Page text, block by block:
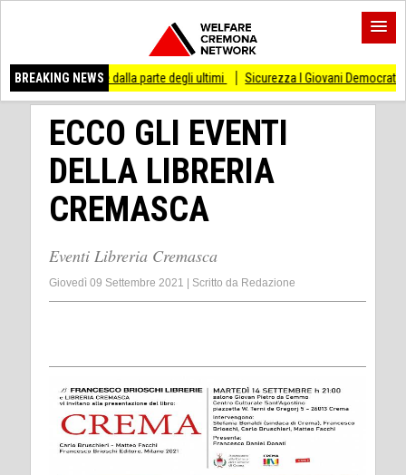
BREAKING NEWS
dalla parte degli ultimi Sicurezza I Giovani Democratici ribattono ai
ECCO GLI EVENTI
DELLA LIBRERIA
CREMASCA
Eventi Libreria Cremasca
Giovedì 09 Settembre 2021 Scritto da Redazione